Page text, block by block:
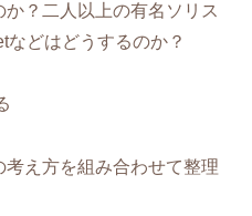
？二人以上の有名ソリス
などはどうするのか？
え方を組み合わせて整理